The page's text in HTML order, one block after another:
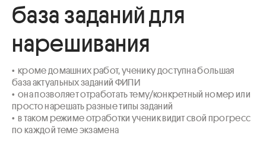
база заданий для
нарешивания
•  кроме домашних работ, ученику доступна большая
база актуальных заданий ФИПИ
•  она позволяет отработать тему/конкретный номер или
просто нарешать разные типы заданий
•  в таком режиме отработки ученик видит свой прогресс
по каждой теме экзамена